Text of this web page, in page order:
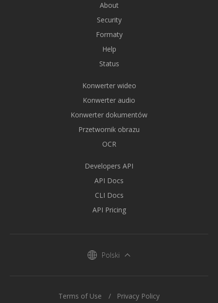
About
Security
Formaty
Help
Status
Konwerter wideo
Konwerter audio
Konwerter dokumentów
Przetwornik obrazu
OCR
Developers API
API Docs
CLI Docs
API Pricing
Polski
Terms of Use Privacy Policy